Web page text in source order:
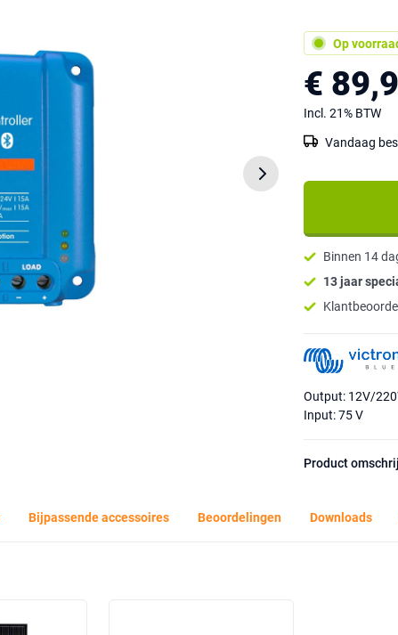
Op
€
Incl. 21% BTW
Vandaag
Binnen 14
13 jaar
Output: 12V/
Input: 75 V
Product
Bijpassende accessoires Beoordelingen Downloads